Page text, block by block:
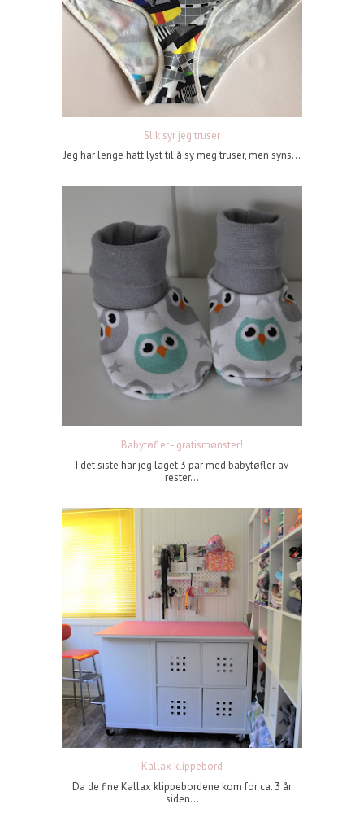
Slik syr jeg truser
Jeg har lenge hatt lyst til å sy meg truser, men syns...
Babytøfler - gratismønster!
I det siste har jeg laget 3 par med babytøfler av
rester...
Kallax klippebord
Da de fine Kallax klippebordene kom for ca. 3 år
siden...